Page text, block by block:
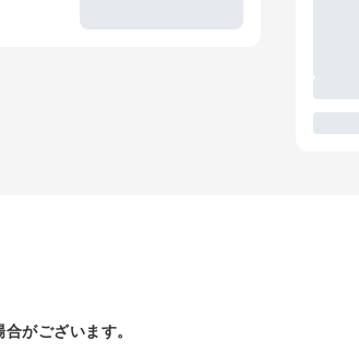
がございます。